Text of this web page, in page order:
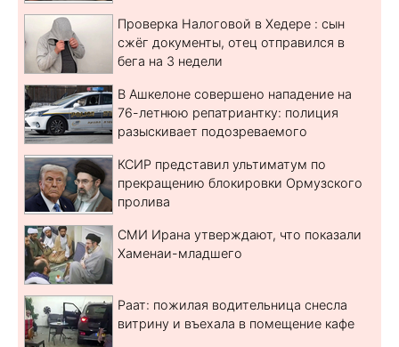
Проверка Налоговой в Хедере : сын
сжёг документы, отец отправился в
бега на 3 недели
В Ашкелоне совершено нападение на
76-летнюю репатриантку: полиция
разыскивает подозреваемого
КСИР представил ультиматум по
прекращению блокировки Ормузского
пролива
СМИ Ирана утверждают, что показали
Хаменаи-младшего
Раат: пожилая водительница снесла
витрину и въехала в помещение кафе